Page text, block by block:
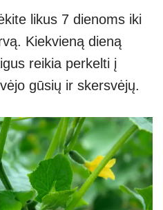
likus 7 dienoms iki
Kiekvieną dieną
reikia perkelti į
gūsių ir skersvėjų.